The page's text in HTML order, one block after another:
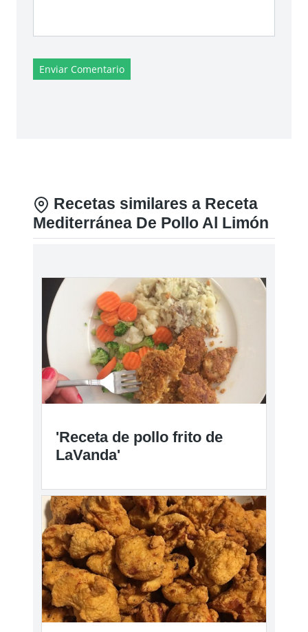
Enviar Comentario
Recetas similares a Receta
Mediterránea De Pollo Al Limón
'Receta de pollo frito de
LaVanda'